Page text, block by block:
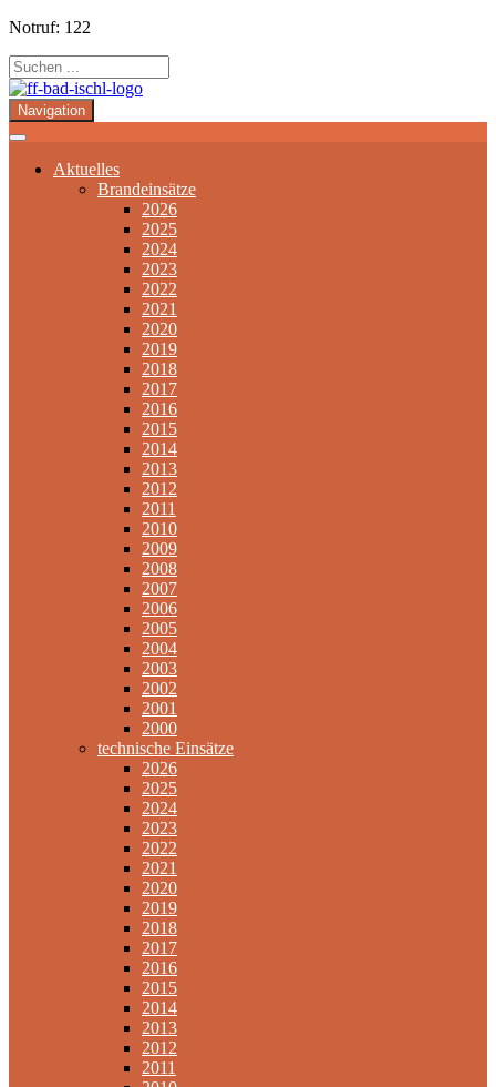
Notruf: 122
Navigation
Aktuelles
Brandeinsätze
2026
2025
2024
2023
2022
2021
2020
2019
2018
2017
2016
2015
2014
2013
2012
2011
2010
2009
2008
2007
2006
2005
2004
2003
2002
2001
2000
technische Einsätze
2026
2025
2024
2023
2022
2021
2020
2019
2018
2017
2016
2015
2014
2013
2012
2011